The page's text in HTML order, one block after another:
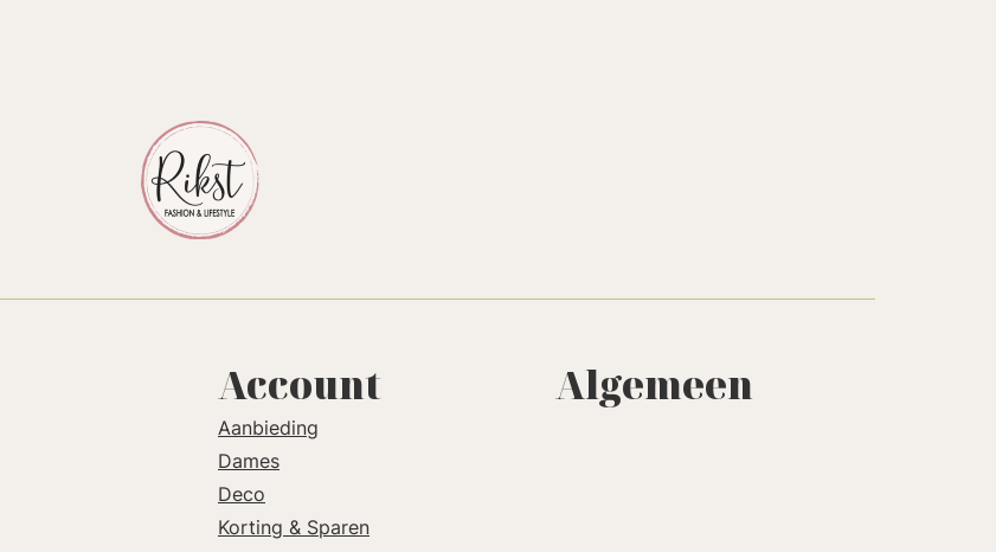
Account
Aanbieding
Dames
Deco
Korting & Sparen
Algemeen